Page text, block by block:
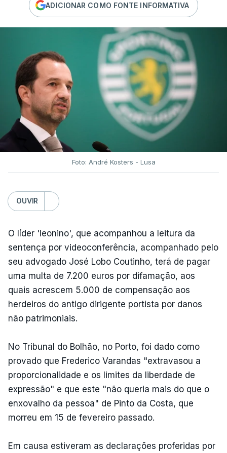
ADICIONAR COMO FONTE INFORMATIVA
Foto: André Kosters - Lusa
OUVIR
O líder 'leonino', que acompanhou a leitura da
sentença por videoconferência, acompanhado pelo
seu advogado José Lobo Coutinho, terá de pagar
uma multa de 7.200 euros por difamação, aos
quais acrescem 5.000 de compensação aos
herdeiros do antigo dirigente portista por danos
não patrimoniais.
No Tribunal do Bolhão, no Porto, foi dado como
provado que Frederico Varandas "extravasou a
proporcionalidade e os limites da liberdade de
expressão" e que este "não queria mais do que o
enxovalho da pessoa" de Pinto da Costa, que
morreu em 15 de fevereiro passado.
Em causa estiveram as declarações proferidas por